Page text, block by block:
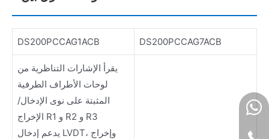
DS200PCCAG1ACB DS200PCCAG7ACB
يقرأ الإشارات التناظرية من
لوحات الأطراف الطرفية
المثبتة على نوى الإدخال/
الإخراج R1 و R2 و R3
يدعم إدخال LVDT، وإخراج